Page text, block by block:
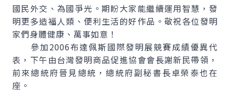
國民外交、為國爭光。期盼大家能繼續運用智慧，發
明更多造福人類、便利生活的好作品。敬祝各位發明
家們身體健康、萬事如意！
參加2006布達佩斯國際發明展競賽成績優異代
表，下午由台灣發明商品促進協會會長謝新民帶領，
前來總統府晉見總統，總統府副秘書長卓榮泰也在
座。